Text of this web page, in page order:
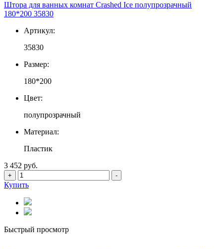
Штора для ванных комнат Crashed Ice полупрозрачный
180*200 35830
Артикул:
35830
Размер:
180*200
Цвет:
полупрозрачный
Материал:
Пластик
3 452 руб.
+ -
Купить
Быстрый просмотр